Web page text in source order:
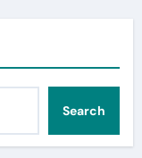
Search